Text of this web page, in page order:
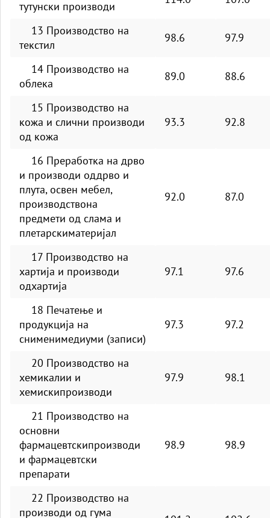
тутунски производи
13 Производство на
текстил
98.6 97.9
14 Производство на
облека
89.0 88.6
15 Производство на
кожа и слични производи
од кожа
93.3 92.8
16 Преработка на дрво
и производи оддрво и
плута, освен мебел,
производствона
предмети од слама и
плетарскиматеријал
92.0 87.0
17 Производство на
хартија и производи
одхартија
97.1 97.6
18 Печатење и
продукција на
снименимедиуми (записи)
97.3 97.2
20 Производство на
хемикалии и
хемискипроизводи
97.9 98.1
21 Производство на
основни
фармацевтскипроизводи
и фармацевтски
препарати
98.9 98.9
22 Производство на
производи од гума